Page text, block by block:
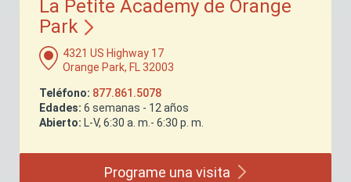
La Petite Academy de Orange
Park
4321 US Highway 17
Orange Park, FL 32003
Teléfono: 877.861.5078
Edades: 6 semanas - 12 años
Abierto: L-V, 6:30 a. m.- 6:30 p. m.
Programe una visita